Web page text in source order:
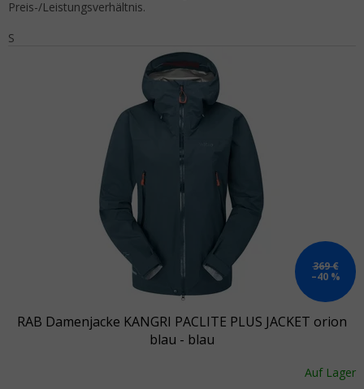
Preis-/Leistungsverhältnis.
S
369 €
–40 %
RAB Damenjacke KANGRI PACLITE PLUS JACKET orion
blau - blau
Auf Lager